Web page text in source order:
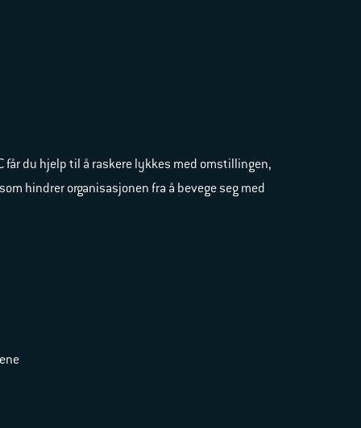
får du hjelp til å raskere lykkes med omstillingen,
hindrer organisasjonen fra å bevege seg med